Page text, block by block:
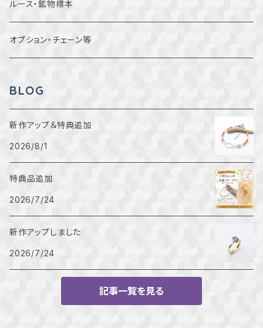
13～13.5号
14～14.5号
16～16.5号
17～17.5号
18～18.5号
ルース・鉱物標本
オプション・チェーン等
BLOG
新作アップ＆特典追加
2026/8/1
特典品追加
2026/7/24
新作アップしました
2026/7/24
記事一覧を見る